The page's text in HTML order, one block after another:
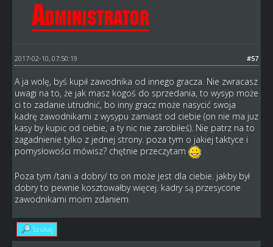
#57
2017-02-10, 07:50:19
A ja wolę, byś kupił zawodnika od innego gracza. Nie zwracasz
uwagi na to, że jak masz kogoś do sprzedania, to wysyp może
ci to zadanie utrudnić, bo inny gracz może nasycić swoja
kadrę zawodnikami z wysypu zamiast od ciebie (on nie ma juz
kasy by kupic od ciebie, a ty nic nie zarobiłeś). Nie patrz na to
zagadnienie tylko z jednej strony. poza tym o jakiej taktyce i
pomysłowości mówisz? chętnie przeczytam
Poza tym /tani a dobry/ to on może jest dla ciebie. jakby był
dobry to pewnie kosztowałby więcej. kadry są przesycone
zawodnikami moim zdaniem
Szukaj